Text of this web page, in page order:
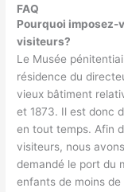
FAQ
Pourquoi imposez-
visiteurs?
Le Musée
résidence du
vieux bâtiment
et 1873. Il est donc
en tout temps. Afin
visiteurs, nous
demandé le port du
enfants de moins